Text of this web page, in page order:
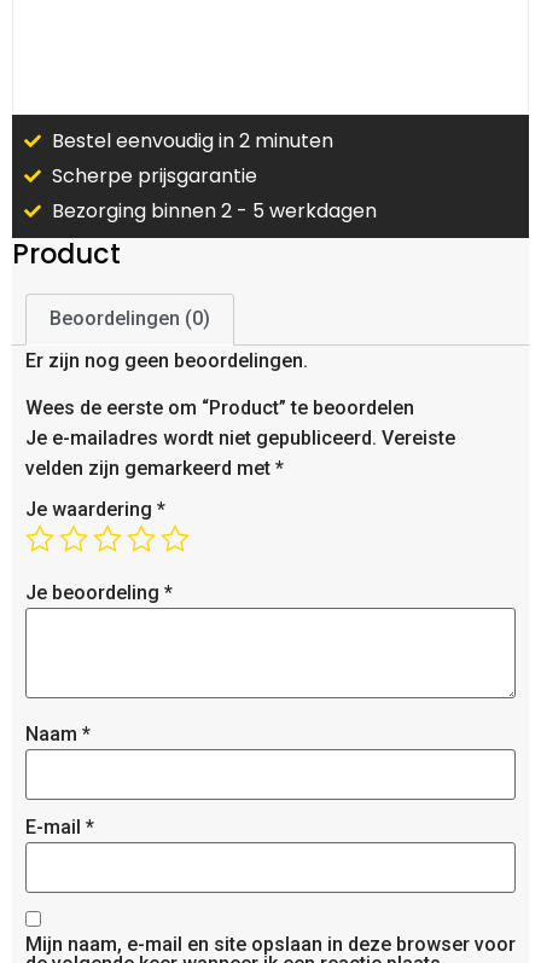
Bestel eenvoudig in 2 minuten
Scherpe prijsgarantie
Bezorging binnen 2 - 5 werkdagen
Product
Beoordelingen (0)
Er zijn nog geen beoordelingen.
Wees de eerste om “Product” te beoordelen
Je e-mailadres wordt niet gepubliceerd. Vereiste
velden zijn gemarkeerd met *
Je waardering *
Je beoordeling *
Naam *
E-mail *
Mijn naam, e-mail en site opslaan in deze browser voor